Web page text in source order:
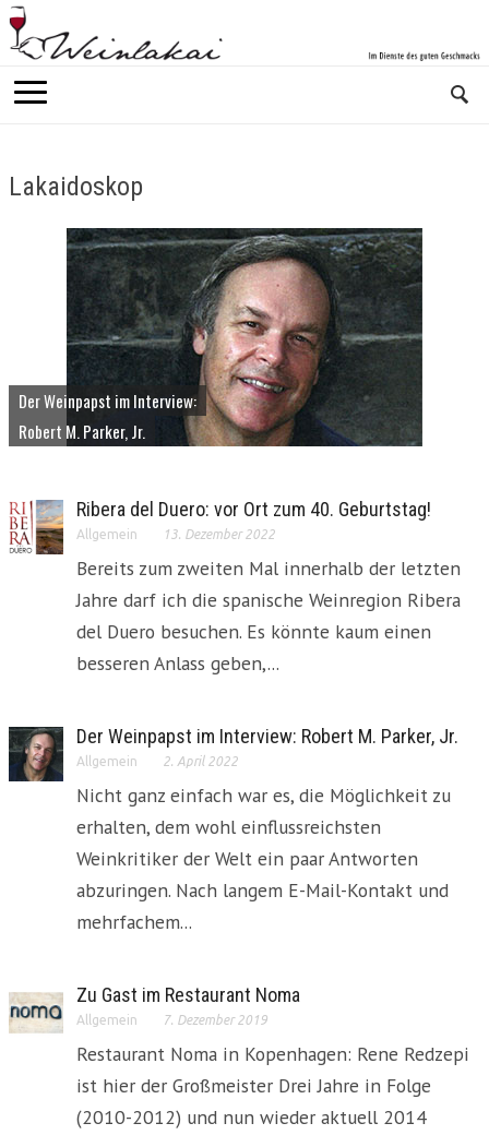
Lakaidoskop
Der Weinpapst im Interview:
Robert M. Parker, Jr.
Ribera del Duero: vor Ort zum 40. Geburtstag!
Allgemein 13. Dezember 2022
Bereits zum zweiten Mal innerhalb der letzten
Jahre darf ich die spanische Weinregion Ribera
del Duero besuchen. Es könnte kaum einen
besseren Anlass geben,...
Der Weinpapst im Interview: Robert M. Parker, Jr.
Allgemein 2. April 2022
Nicht ganz einfach war es, die Möglichkeit zu
erhalten, dem wohl einflussreichsten
Weinkritiker der Welt ein paar Antworten
abzuringen. Nach langem E-Mail-Kontakt und
mehrfachem...
Zu Gast im Restaurant Noma
Allgemein 7. Dezember 2019
Restaurant Noma in Kopenhagen: Rene Redzepi
ist hier der Großmeister Drei Jahre in Folge
(2010-2012) und nun wieder aktuell 2014